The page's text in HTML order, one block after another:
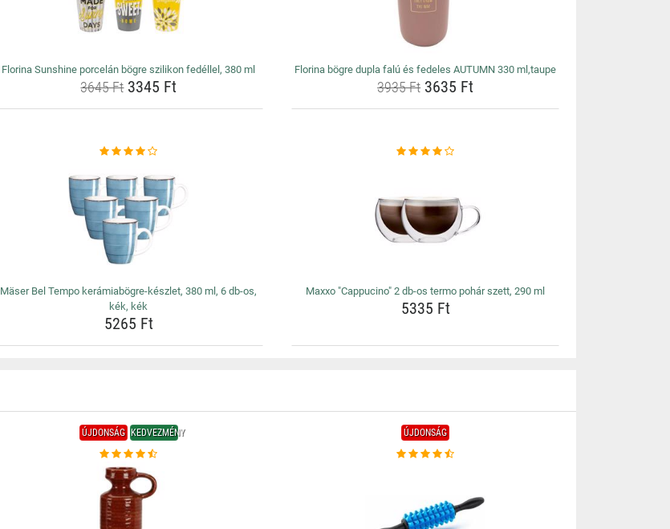
Florina Sunshine porcelán bögre szilikon fedéllel, 380 ml
3645 Ft3345 Ft
Florina bögre dupla falú és fedeles AUTUMN 330 ml,taupe
3935 Ft 3635 Ft
Mäser Bel Tempo kerámiabögre-készlet, 380 ml, 6 db-os,
kék, kék
5265 Ft
Maxxo "Cappucino" 2 db-os termo pohár szett, 290 ml
5335 Ft
ÚJDONSÁG KEDVEZMÉNY ÚJDONSÁG